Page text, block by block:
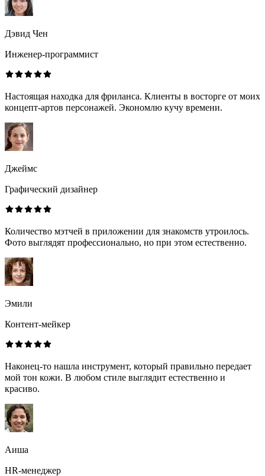
Дэвид Чен
Инженер-программист
Настоящая находка для фриланса. Клиенты в восторге от моих
концепт-артов персонажей. Экономлю кучу времени.
Джеймс
Графический дизайнер
Количество мэтчей в приложении для знакомств утроилось.
Фото выглядят профессионально, но при этом естественно.
Эмили
Контент-мейкер
Наконец-то нашла инструмент, который правильно передает
мой тон кожи. В любом стиле выглядит естественно и
красиво.
Аиша
HR-менеджер